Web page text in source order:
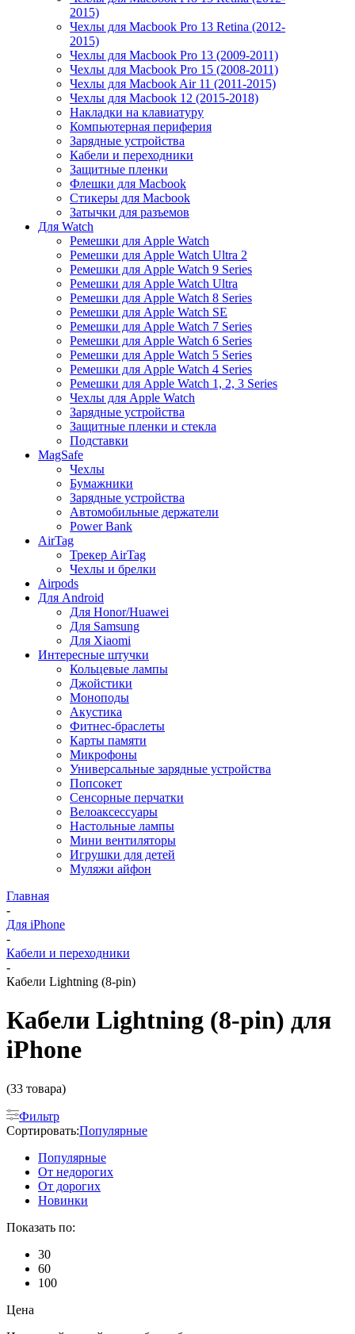
2015)
Чехлы для Macbook Pro 13 Retina (2012-
2015)
Чехлы для Macbook Pro 13 (2009-2011)
Чехлы для Macbook Pro 15 (2008-2011)
Чехлы для Macbook Air 11 (2011-2015)
Чехлы для Macbook 12 (2015-2018)
Накладки на клавиатуру
Компьютерная периферия
Зарядные устройства
Кабели и переходники
Защитные пленки
Флешки для Macbook
Стикеры для Macbook
Затычки для разъемов
Для Watch
Ремешки для Apple Watch
Ремешки для Apple Watch Ultra 2
Ремешки для Apple Watch 9 Series
Ремешки для Apple Watch Ultra
Ремешки для Apple Watch 8 Series
Ремешки для Apple Watch SE
Ремешки для Apple Watch 7 Series
Ремешки для Apple Watch 6 Series
Ремешки для Apple Watch 5 Series
Ремешки для Apple Watch 4 Series
Ремешки для Apple Watch 1, 2, 3 Series
Чехлы для Apple Watch
Зарядные устройства
Защитные пленки и стекла
Подставки
MagSafe
Чехлы
Бумажники
Зарядные устройства
Автомобильные держатели
Power Bank
AirTag
Трекер AirTag
Чехлы и брелки
Airpods
Для Android
Для Honor/Huawei
Для Samsung
Для Xiaomi
Интересные штучки
Кольцевые лампы
Джойстики
Моноподы
Акустика
Фитнес-браслеты
Карты памяти
Микрофоны
Универсальные зарядные устройства
Попсокет
Сенсорные перчатки
Велоаксессуары
Настольные лампы
Мини вентиляторы
Игрушки для детей
Муляжи айфон
Главная
-
Для iPhone
-
Кабели и переходники
-
Кабели Lightning (8-pin)
Кабели Lightning (8-pin) для
iPhone
(33 товара)
Фильтр
Сортировать:Популярные
Популярные
От недорогих
От дорогих
Новинки
Показать по:
30
60
100
Цена